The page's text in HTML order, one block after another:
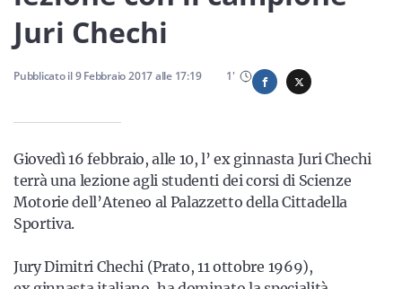
Resta sempre aggiornato con le ultime news, iscriviti alla
nostra newsletter
Juri Chechi
Pubblicato il9 Febbraio 2017alle 17:19 1'
Giovedì 16 febbraio, alle 10, l’ ex ginnasta Juri Chechi
terrà una lezione agli studenti dei corsi di Scienze
Motorie dell’Ateneo al Palazzetto della Cittadella
Sportiva.
Jury Dimitri Chechi (Prato, 11 ottobre 1969),